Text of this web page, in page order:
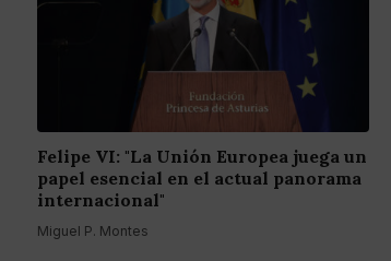
Felipe VI: "La Unión Europea juega un
papel esencial en el actual panorama
internacional"
Miguel P. Montes